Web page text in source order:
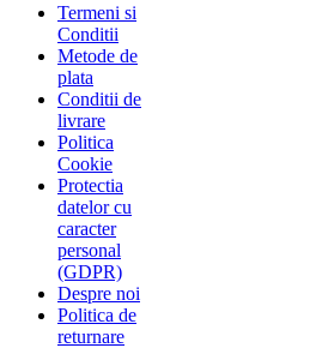
Termeni si
Conditii
Metode de
plata
Conditii de
livrare
Politica
Cookie
Protectia
datelor cu
caracter
personal
(GDPR)
Despre noi
Politica de
returnare